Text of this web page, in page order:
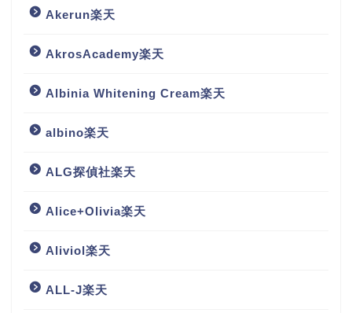
Akerun楽天
AkrosAcademy楽天
Albinia Whitening Cream楽天
albino楽天
ALG探偵社楽天
Alice+Olivia楽天
Aliviol楽天
ALL-J楽天